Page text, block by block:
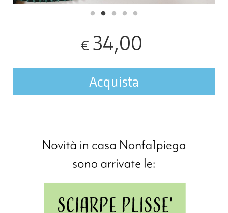
€ 34,00
Acquista